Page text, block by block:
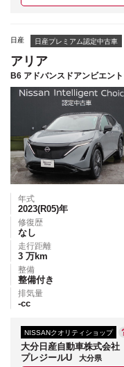
日産 日産プレミアム認定中古車
アリア
B6 アドバンスドアンビエン
年式
2023(R05)年
修復歴
なし
走行距離
3 万km
整備
整備付き
排気量
-cc
NISSANクオリティショップ
大分日産自動車株式会社
プレジールU
大分県